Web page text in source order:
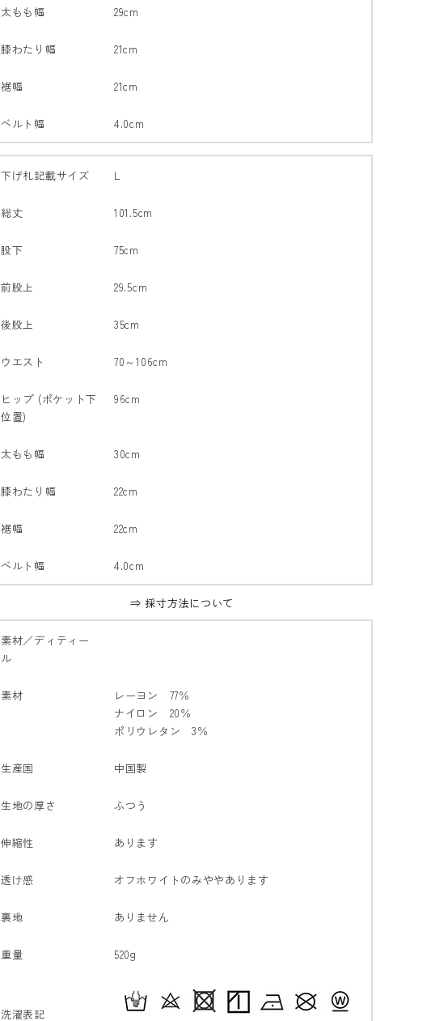
太もも幅 29cm
膝わたり幅 21cm
裾幅 21cm
ベルト幅 4.0cm
下げ札記載サイズ L
総丈 101.5cm
股下 75cm
前股上 29.5cm
後股上 35cm
ウエスト 70～106cm
ヒップ (ポケット下
位置)
96cm
太もも幅 30cm
膝わたり幅 22cm
裾幅 22cm
ベルト幅 4.0cm
⇒ 採寸方法について
素材／ディティー
ル
素材
レーヨン 77％
ナイロン 20％
ポリウレタン 3％
生産国 中国製
生地の厚さ ふつう
伸縮性 あります
透け感 オフホワイトのみややあります
裏地 ありません
重量 520g
洗濯表記